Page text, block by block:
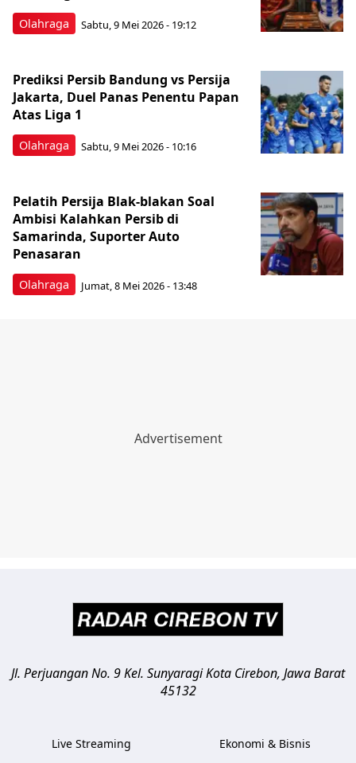
Olahraga Sabtu, 9 Mei 2026 - 19:12
Olahraga
Prediksi Persib Bandung vs Persija
Jakarta, Duel Panas Penentu Papan
Atas Liga 1
Sabtu, 9 Mei 2026 - 10:16
Olahraga
Pelatih Persija Blak-blakan Soal
Ambisi Kalahkan Persib di
Samarinda, Suporter Auto
Penasaran
Jumat, 8 Mei 2026 - 13:48
Jl. Perjuangan No. 9 Kel. SunyaragiKota Cirebon, Jawa Barat
45132
Live Streaming
Ekonomi & Bisnis